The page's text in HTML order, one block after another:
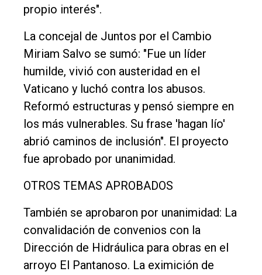
propio interés".
La concejal de Juntos por el Cambio
Miriam Salvo se sumó: "Fue un líder
humilde, vivió con austeridad en el
Vaticano y luchó contra los abusos.
Reformó estructuras y pensó siempre en
los más vulnerables. Su frase 'hagan lío'
abrió caminos de inclusión". El proyecto
fue aprobado por unanimidad.
OTROS TEMAS APROBADOS
También se aprobaron por unanimidad: La
convalidación de convenios con la
Dirección de Hidráulica para obras en el
arroyo El Pantanoso. La eximición de